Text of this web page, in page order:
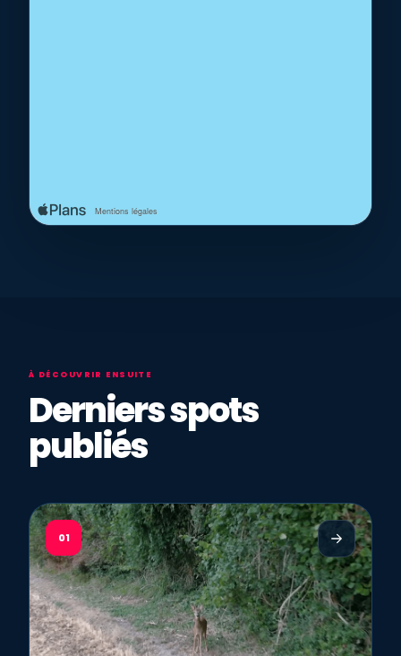
À DÉCOUVRIR ENSUITE
Derniers spots
publiés
01